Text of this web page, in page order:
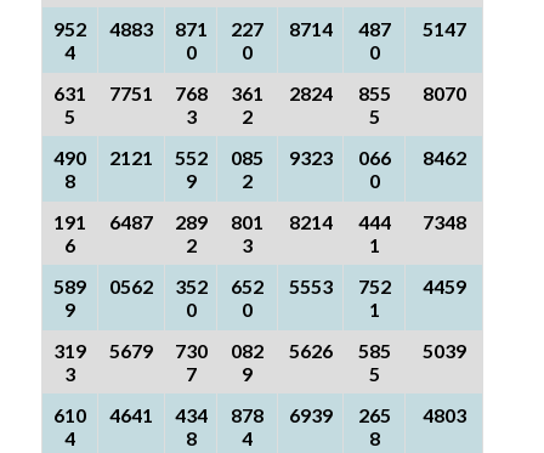
952
4
4883
871
0
227
0
8714
487
0
5147
631
5
7751
768
3
361
2
2824
855
5
8070
490
8
2121
552
9
085
2
9323
066
0
8462
191
6
6487
289
2
801
3
8214
444
1
7348
589
9
0562
352
0
652
0
5553
752
1
4459
319
3
5679
730
7
082
9
5626
585
5
5039
610
4
4641
434
8
878
4
6939
265
8
4803